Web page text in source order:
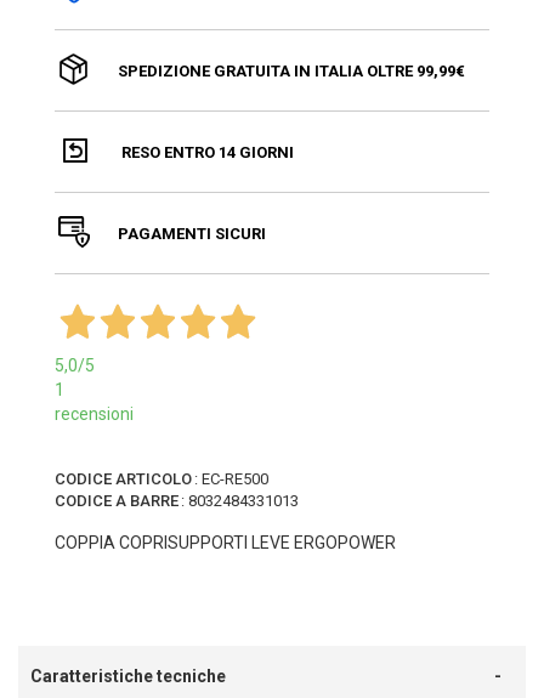
SPEDIZIONE GRATUITA IN ITALIA OLTRE 99,99€
RESO ENTRO 14 GIORNI
PAGAMENTI SICURI
5,0/5
1
recensioni
CODICE ARTICOLO : EC-RE500
CODICE A BARRE : 8032484331013
COPPIA COPRISUPPORTI LEVE ERGOPOWER
Caratteristiche tecniche